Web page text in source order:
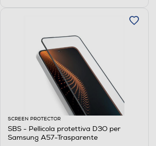
SCREEN PROTECTOR
SBS - Pellicola protettiva D3O per
Samsung A57-Trasparente